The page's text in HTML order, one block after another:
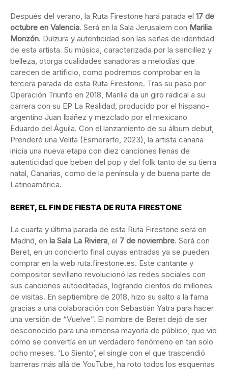
Después del verano, la Ruta Firestone hará parada el 17 de
octubre en Valencia. Será en la Sala Jerusalem con Marilia
Monzón. Dulzura y autenticidad son las señas de identidad
de esta artista. Su música, caracterizada por la sencillez y
belleza, otorga cualidades sanadoras a melodías que
carecen de artificio, como podremos comprobar en la
tercera parada de esta Ruta Firestone. Tras su paso por
Operación Triunfo en 2018, Marilia da un giro radical a su
carrera con su EP La Realidad, producido por el hispano-
argentino Juan Ibáñez y mezclado por el mexicano
Eduardo del Águila. Con el lanzamiento de su álbum debut,
Prenderé una Velita (Esmerarte, 2023), la artista canaria
inicia una nueva etapa con diez canciones llenas de
autenticidad que beben del pop y del folk tanto de su tierra
natal, Canarias, como de la península y de buena parte de
Latinoamérica.
BERET, EL FIN DE FIESTA DE RUTA FIRESTONE
La cuarta y última parada de esta Ruta Firestone será en
Madrid, en la Sala La Riviera, el 7 de noviembre. Será con
Beret, en un concierto final cuyas entradas ya se pueden
comprar en la web ruta.firestone.es. Este cantante y
compositor sevillano revolucionó las redes sociales con
sus canciones autoeditadas, logrando cientos de millones
de visitas. En septiembre de 2018, hizo su salto a la fama
gracias a una colaboración con Sebastián Yatra para hacer
una versión de “Vuelve”. El nombre de Beret dejó de ser
desconocido para una inmensa mayoría de público, que vio
cómo se convertía en un verdadero fenómeno en tan solo
ocho meses. ‘Lo Siento’, el single con el que trascendió
barreras más allá de YouTube, ha roto todos los esquemas